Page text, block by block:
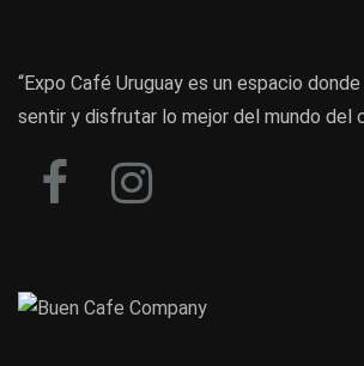
“Expo Café Uruguay es un espacio
sentir y disfrutar lo mejor del mundo del